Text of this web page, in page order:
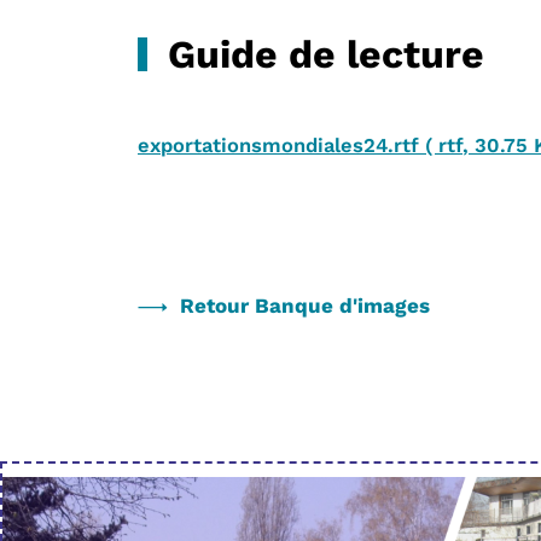
Guide de lecture
exportationsmondiales24.rtf ( rtf, 30.75
Retour Banque d'images